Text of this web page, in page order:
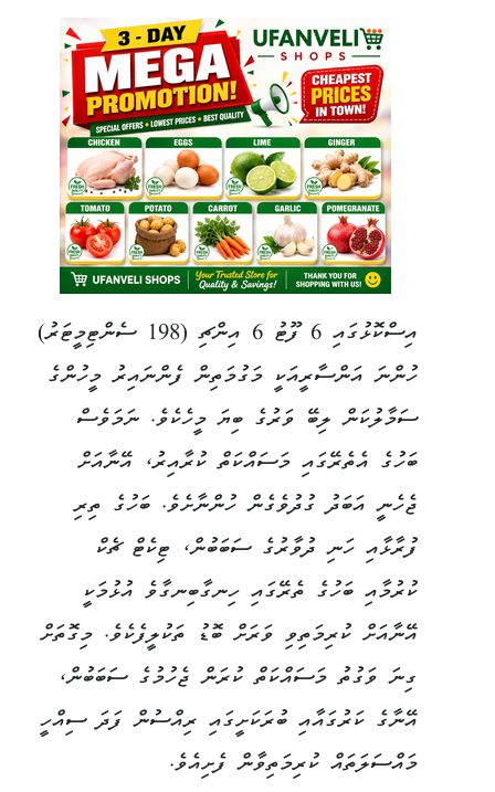
އިސްކޮޅުގައި 6 ފޫޓު 6 އިންޗި (198 ސެންޓިމީޓަރު)
ހުންނަ އަންސާރީއަކީ މަގުމަތިން ފެންނައިރު މީހުންގެ
ސަމާލުކަން ލިބޭ ވަރުގެ ބިޔަ މީހެކެވެ. ނަމަވެސް
ބަހުގެ އެތެރޭގައި މަސައްކަތް ކުރާއިރު، އޭނާއަށް
ޖެހެނީ އަބަދު ގުދުވެގެން ހުންނާށެވެ. ބަހުގެ ތިރި
ފުރާޅާއި ހަނި ދުވާރުގެ ސަބަބުން، ޓިކެޓް ޗެކް
ކުރުމާއި ބަހުގެ ތެރޭގައި ހިނގާބިނގާވެ އުޅުމަކީ
އޭނާއަށް ކުރިމަތިވި ވަރަށް ބޮޑު ތަކުލީފެކެވެ. މިގޮތަށް
ގިނަ ވަގުތު މަސައްކަތް ކުރަން ޖެހުމުގެ ސަބަބުން،
އޭނާގެ ކަރުގައާއި ބުރަކަށީގައި ރިއްސުން ފަދަ ސިއްހީ
މައްސަލަތައް ކުރިމަތިވާން ފެށިއެވެ.